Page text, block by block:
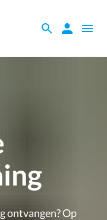
Zoeken
Open
ontvangen? Op